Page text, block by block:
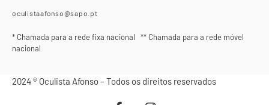
oculistaafonso@sapo.pt
* Chamada para a rede fixa nacional ** Chamada para a rede móvel
nacional
2024 ® Oculista Afonso – Todos os direitos reservados